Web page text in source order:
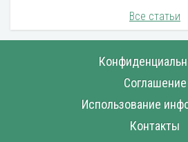
Все статьи
Соглашение
Использование
Контакты